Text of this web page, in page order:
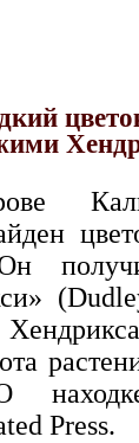
Press.